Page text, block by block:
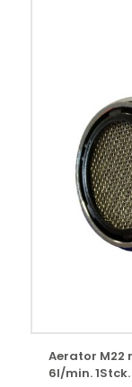
Aerator M22
6l/min.